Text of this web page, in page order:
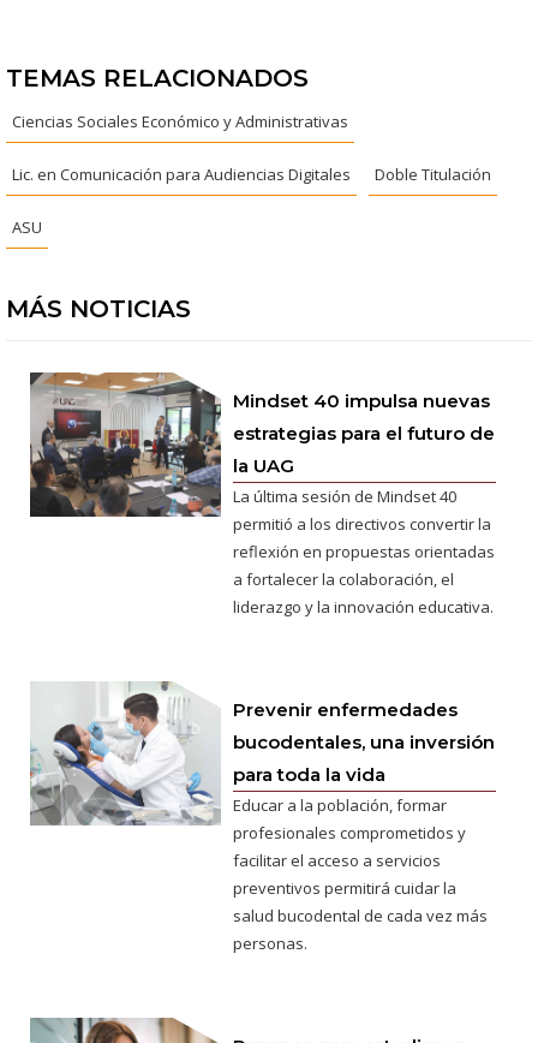
TEMAS RELACIONADOS
Ciencias Sociales Económico y Administrativas
Lic. en Comunicación para Audiencias Digitales Doble Titulación
ASU
MÁS NOTICIAS
Mindset 40 impulsa nuevas
estrategias para el futuro de
la UAG
La última sesión de Mindset 40
permitió a los directivos convertir la
reflexión en propuestas orientadas
a fortalecer la colaboración, el
liderazgo y la innovación educativa.
Prevenir enfermedades
bucodentales, una inversión
para toda la vida
Educar a la población, formar
profesionales comprometidos y
facilitar el acceso a servicios
preventivos permitirá cuidar la
salud bucodental de cada vez más
personas.